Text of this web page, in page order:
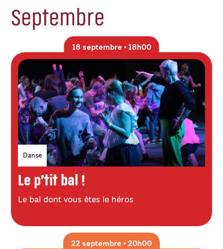
Septembre
Le p’tit bal !
Danse
18 septembre • 18h00
Le bal dont vous êtes le héros
22 septembre • 20h00